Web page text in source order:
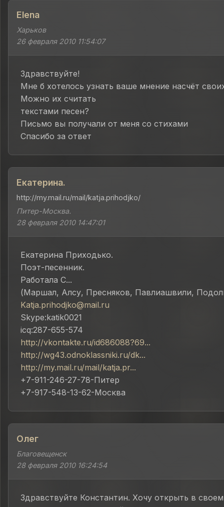
Elena
Харьков
26 февраля 2010 11:54:07
Здравствуйте!
Мне б хотелось узнать ваше мнение насчёт
Можно их считать
текстами песен?
Письмо вы получали от меня со стихами
Спасибо за ответ
Екатерина.
http://my.mail.ru/mail/katja.prihodjko/
Питер-Москва.
28 февраля 2010 14:47:01
Екатерина Приходько.
Поэт-песенник.
Работала С...
(Маршал, Алсу, Пресняков, Павлиашвили,
Katja.prihodjko@mail.ru
Skype:katik0021
icq:287-655-574
http://vkontakte.ru/id686088?69...
http://wg43.odnoklassniki.ru/dk...
http://my.mail.ru/mail/katja.pr...
+7-911-246-27-78-Питер
+7-917-548-13-62-Москва
Олег
Благовещенск
28 февраля 2010 16:24:54
Здравствуйте Константин. Хочу открыть в